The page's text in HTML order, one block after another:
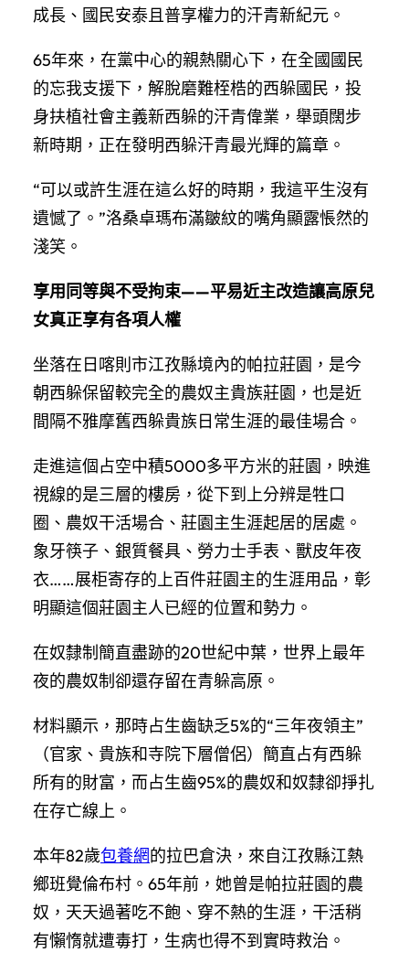
成長、國民安泰且普享權力的汗青新紀元。
65年來，在黨中心的親熱關心下，在全國國民
的忘我支援下，解脫磨難桎梏的西躲國民，投
身扶植社會主義新西躲的汗青偉業，舉頭闊步
新時期，正在發明西躲汗青最光輝的篇章。
“可以或許生涯在這么好的時期，我這平生沒有
遺憾了。”洛桑卓瑪布滿皺紋的嘴角顯露悵然的
淺笑。
享用同等與不受拘束——平易近主改造讓高原兒
女真正享有各項人權
坐落在日喀則市江孜縣境內的帕拉莊園，是今
朝西躲保留較完全的農奴主貴族莊園，也是近
間隔不雅摩舊西躲貴族日常生涯的最佳場合。
走進這個占空中積5000多平方米的莊園，映進
視線的是三層的樓房，從下到上分辨是牲口
圈、農奴干活場合、莊園主生涯起居的居處。
象牙筷子、銀質餐具、勞力士手表、獸皮年夜
衣……展柜寄存的上百件莊園主的生涯用品，彰
明顯這個莊園主人已經的位置和勢力。
在奴隸制簡直盡跡的20世紀中葉，世界上最年
夜的農奴制卻還存留在青躲高原。
材料顯示，那時占生齒缺乏5%的“三年夜領主”
（官家、貴族和寺院下層僧侶）簡直占有西躲
所有的財富，而占生齒95%的農奴和奴隸卻掙扎
在存亡線上。
本年82歲包養網的拉巴倉決，來自江孜縣江熱
鄉班覺倫布村。65年前，她曾是帕拉莊園的農
奴，天天過著吃不飽、穿不熱的生涯，干活稍
有懶惰就遭毒打，生病也得不到實時救治。